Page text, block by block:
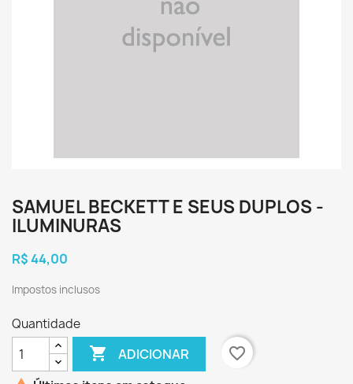
SAMUEL BECKETT E SEUS DUPLOS -
ILUMINURAS
R$ 44,00
Impostos inclusos
Quantidade
 ADICIONAR
favorite_border